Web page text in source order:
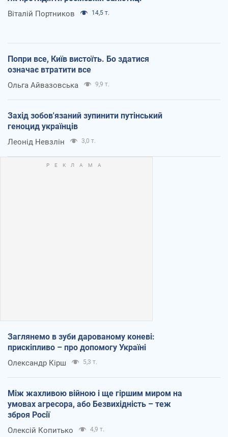
Віталій Портников 14,5 т.
Попри все, Київ вистоїть. Бо здатися
означає втратити все
Ольга Айвазовська 9,9 т.
Захід зобов'язаний зупинити путінський
геноцид українців
Леонід Невзлін 3,0 т.
Заглянемо в зуби дарованому коневі:
прискіпливо – про допомогу Україні
Олександр Кірш 5,3 т.
Між жахливою війною і ще гіршим миром на
умовах агресора, або Безвихідність – теж
зброя Росії
Олексій Копитько 4,9 т.